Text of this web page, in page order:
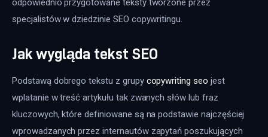
odpowiednio przygotowane teksty tworzone przez
specjalistów w dziedzinie SEO copywritingu.
Jak wygląda tekst SEO
Podstawą dobrego tekstu z grupy copywriting seo jest
wplatanie w treść artykułu tak zwanych słów lub fraz
kluczowych, które definiowane są na podstawie najczęściej
wprowadzanych przez internautów zapytań poszukujących